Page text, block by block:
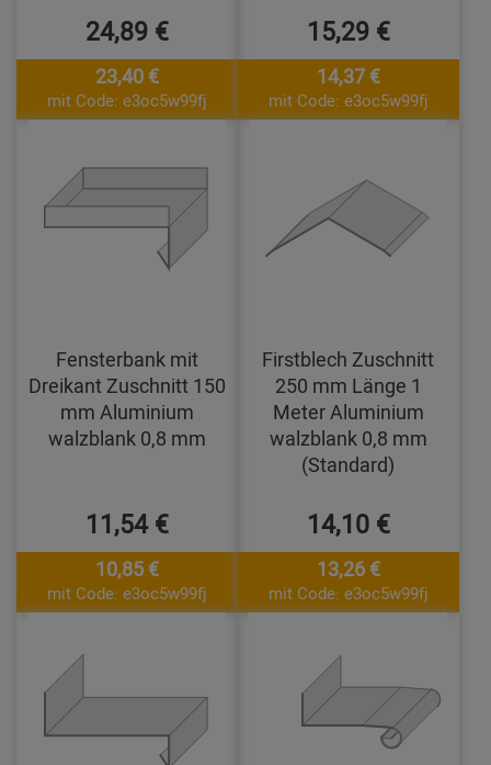
24,89 €
23,40 €
mit Code: e3oc5w99fj
15,29 €
14,37 €
mit Code: e3oc5w99fj
Fensterbank mit
Dreikant Zuschnitt 150
mm Aluminium
walzblank 0,8 mm
11,54 €
10,85 €
mit Code: e3oc5w99fj
Firstblech Zuschnitt
250 mm Länge 1
Meter Aluminium
walzblank 0,8 mm
(Standard)
14,10 €
13,26 €
mit Code: e3oc5w99fj